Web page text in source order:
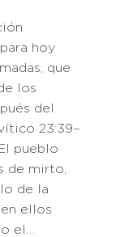
hoy
que
los
del
23:39–
pueblo
de mirto,
de la
ellos
el…